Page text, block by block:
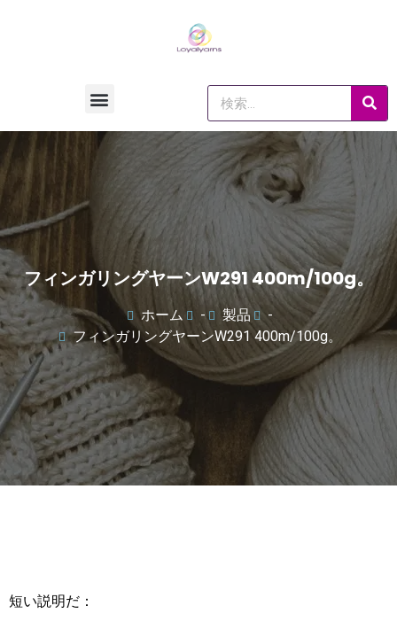
フィンガリングヤーンW291 400m/100g。
ホーム - 製品
-
フィンガリングヤーンW291 400m/100g。
短い説明だ：